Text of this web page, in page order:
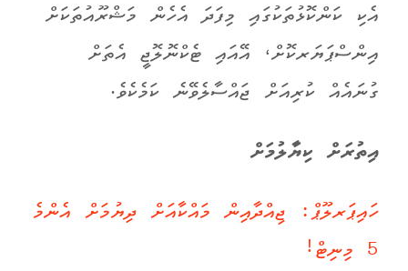
އެކި ކަންކޮޅުތަކުގައި މިފަދަ އެހެން މަޝްރޫއުތަކަށް
އިންސްޕަޔަރކޮށް، އޭއައި ޓެކްނޮލޮޖީ އެތަށް
ގުނައެއް ކުރިއަށް ޖައްސާލެވޭނެ ކަމެކެވެ.
އިތުރަށް ކިޔާލުމަށް
ހައިޕަރލޫޕް: ޖިއްދާއިން މައްކާއަށް ދިޔުމަށް އެންމެ
5 މިނިޓް!